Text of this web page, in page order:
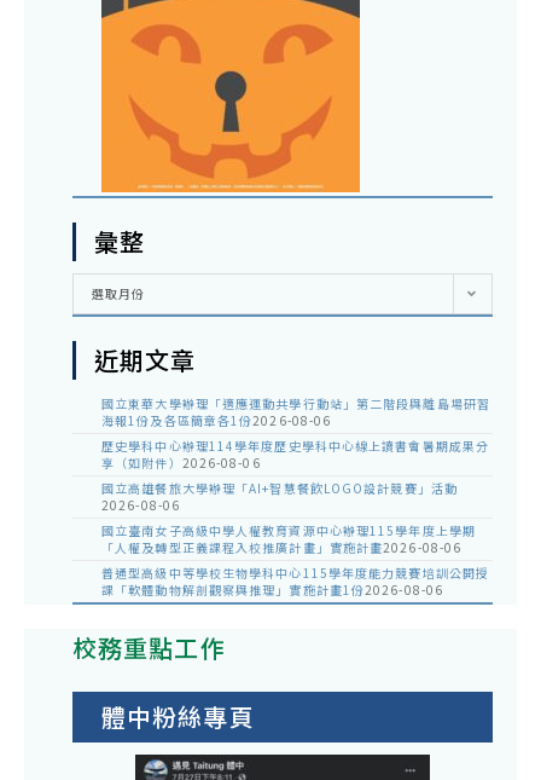
彙整
彙
選取月份
近期文章
國立東華大學辦理「適應運動共學行動站」第二階段與離島場研習
海報1份及各區簡章各1份2026-08-06
歷史學科中心辦理114學年度歷史學科中心線上讀書會暑期成果分
享（如附件） 2026-08-06
國立高雄餐旅大學辦理「AI+智慧餐飲LOGO設計競賽」活動
2026-08-06
國立臺南女子高級中學人權教育資源中心辦理115學年度上學期
「人權及轉型正義課程入校推廣計畫」實施計畫2026-08-06
普通型高級中等學校生物學科中心115學年度能力競賽培訓公開授
課「軟體動物解剖觀察與推理」實施計畫1份2026-08-06
校務重點工作
體中粉絲專頁